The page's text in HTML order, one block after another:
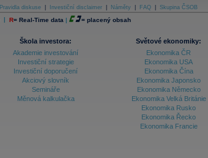
Pravidla diskuse Investiční disclaimer Náměty FAQ Skupina ČSOB
| R= Real-Time data | = placený obsah
Škola investora:
Akademie investování
Investiční strategie
Investiční doporučení
Akciový slovník
Semináře
Měnová kalkulačka
Světové ekonomiky:
Ekonomika ČR
Ekonomika USA
Ekonomika Čína
Ekonomika Japonsko
Ekonomika Německo
Ekonomika Velká Británie
Ekonomika Rusko
Ekonomika Řecko
Ekonomika Francie